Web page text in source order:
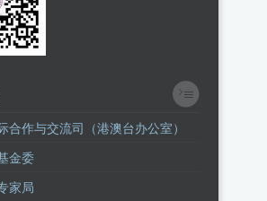
合作与交流司（港澳台办公室）
金委
家局